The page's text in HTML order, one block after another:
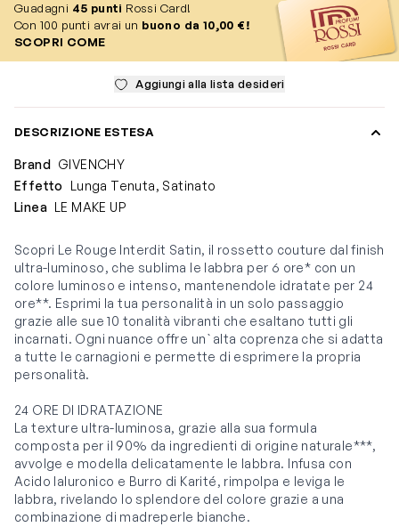
Guadagni 45 punti Rossi Card!
Con 100 punti avrai un buono da 10,00 €!
SCOPRI COME
Aggiungi alla lista desideri
DESCRIZIONE ESTESA
Brand GIVENCHY
Effetto
Lunga Tenuta, Satinato
Linea LE MAKE UP
Scopri Le Rouge Interdit Satin, il rossetto couture dal finish
ultra-luminoso, che sublima le labbra per 6 ore* con un
colore luminoso e intenso, mantenendole idratate per 24
ore**. Esprimi la tua personalità in un solo passaggio
grazie alle sue 10 tonalità vibranti che esaltano tutti gli
incarnati. Ogni nuance offre un`alta coprenza che si adatta
a tutte le carnagioni e permette di esprimere la propria
personalità.
24 ORE DI IDRATAZIONE
La texture ultra-luminosa, grazie alla sua formula
composta per il 90% da ingredienti di origine naturale***,
avvolge e modella delicatamente le labbra. Infusa con
Acido Ialuronico e Burro di Karité, rimpolpa e leviga le
labbra, rivelando lo splendore del colore grazie a una
combinazione di madreperle bianche.